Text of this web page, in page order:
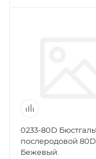
0233-80D Бюстгальтер
послеродовой 80D
Бежевый.